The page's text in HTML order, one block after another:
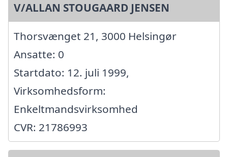
V/ALLAN STOUGAARD JENSEN
Thorsvænget 21, 3000 Helsingør
Ansatte: 0
Startdato: 12. juli 1999,
Virksomhedsform:
Enkeltmandsvirksomhed
CVR: 21786993